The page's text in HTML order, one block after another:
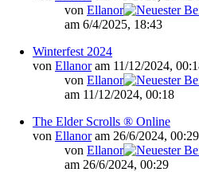
von Ellanor
am 6/4/2025, 18:43
Winterfest 2024
von Ellanoram 11/12/2024,
von Ellanor
am 11/12/2024, 00:18
The Elder Scrolls ® Online
von Ellanoram 26/6/2024,
von Ellanor
am 26/6/2024, 00:29